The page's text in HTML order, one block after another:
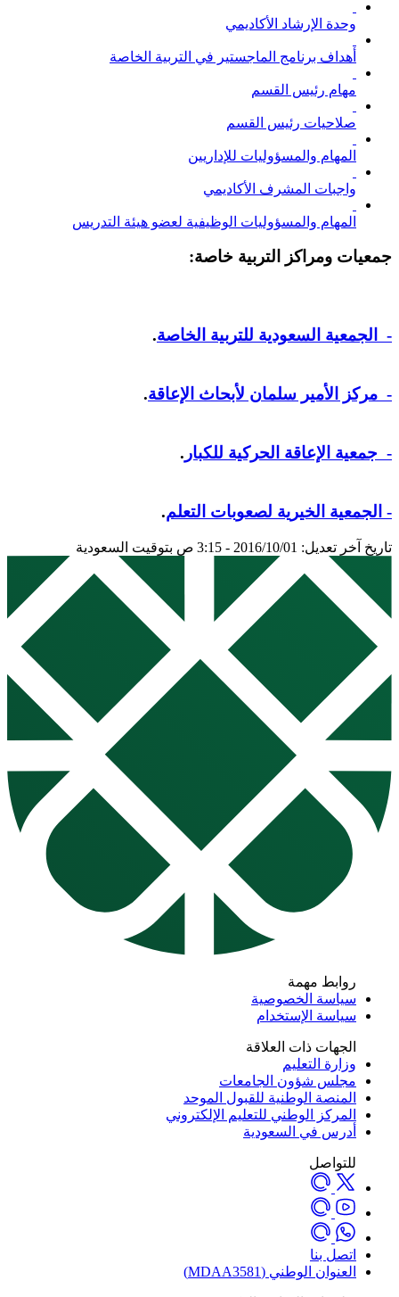
وحدة الإرشاد الأكاديمي
أهداف برنامج الماجستير في التربية الخاصة
مهام رئيس القسم
صلاحيات رئيس القسم
المهام والمسؤوليات للإداريين
واجبات المشرف الأكاديمي
المهام والمسؤوليات الوظيفية لعضو هيئة التدريس
جمعيات ومراكز التربية خاصة:
- الجمعية السعودية للتربية الخاصة.
- مركز الأمير سلمان لأبحاث الإعاقة.
- جمعية الإعاقة الحركية للكبار .
- الجمعية الخيرية لصعوبات التعلم.
تاريخ آخر تعديل: 2016/10/01 - 3:15 ص بتوقيت السعودية
روابط مهمة
سياسة الخصوصية
سياسة الإستخدام
الجهات ذات العلاقة
وزارة التعليم
مجلس شؤون الجامعات
المنصة الوطنية للقبول الموحد
المركز الوطني للتعليم الإلكتروني
أدرس في السعودية
للتواصل
اتصل بنا
العنوان الوطني (MDAA3581)